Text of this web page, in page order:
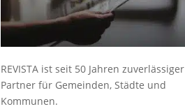
REVISTA ist seit 50 Jahren zuverlässiger
Partner für Gemeinden, Städte und
Kommunen.